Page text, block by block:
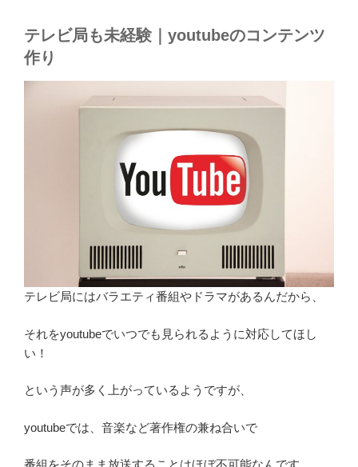
テレビ局も未経験｜youtubeのコンテンツ
作り
テレビ局にはバラエティ番組やドラマがあるんだから、
それをyoutubeでいつでも見られるように対応してほし
い！
という声が多く上がっているようですが、
youtubeでは、音楽など著作権の兼ね合いで